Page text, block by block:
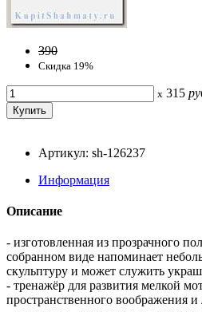
390
Скидка 19%
x 315
Артикул: sh-126237
Информация
Описание
- изготовленная из прозрачного
собранном виде напоминает
скульптуру и может служить
- тренажёр для развития мелкой
пространственного воображения